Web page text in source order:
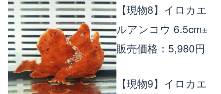
【現物8】イロカエ
ルアンコウ 6.5cm±
販売価格：5,980円
【現物9】イロカエ